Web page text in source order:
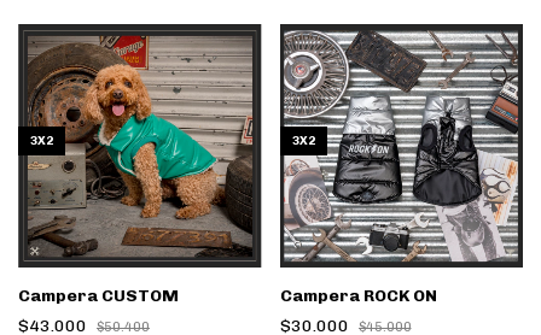
3X2
Campera CUSTOM
$43.000
$50.400
3X2
Campera ROCK ON
$30.000
$45.000